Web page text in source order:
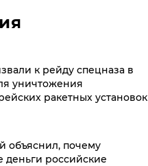
к рейду спецназа в
уничтожения
ракетных установок
объяснил, почему
российские